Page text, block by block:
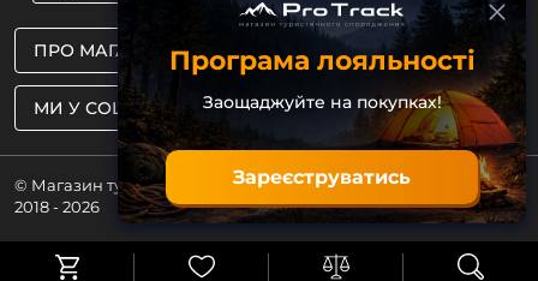
МИ У СОЦМЕРЕЖАХ
ПРО МАГАЗИН
© Магазин туристичного спорядження ProTrack
2018 - 2026
Програма лояльності
Заощаджуйте на покупках!
Зареєструватись